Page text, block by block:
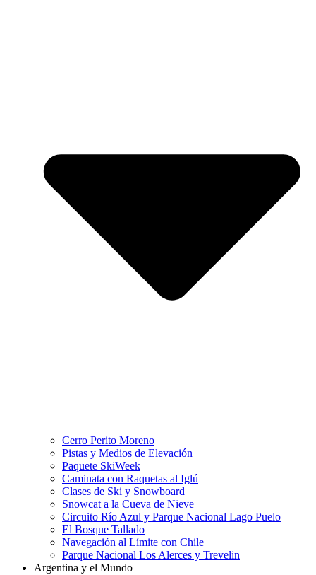
Cerro Perito Moreno
Pistas y Medios de Elevación
Paquete SkiWeek
Caminata con Raquetas al Iglú
Clases de Ski y Snowboard
Snowcat a la Cueva de Nieve
Circuito Río Azul y Parque Nacional Lago Puelo
El Bosque Tallado
Navegación al Límite con Chile
Parque Nacional Los Alerces y Trevelin
Argentina y el Mundo